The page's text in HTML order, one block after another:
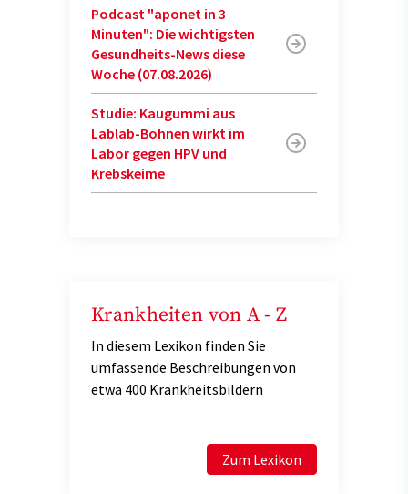
Podcast "aponet in 3
Minuten": Die wichtigsten
Gesundheits-News diese
Woche (07.08.2026)
Studie: Kaugummi aus
Lablab-Bohnen wirkt im
Labor gegen HPV und
Krebskeime
Krankheiten von A - Z
In diesem Lexikon finden Sie
umfassende Beschreibungen von
etwa 400 Krankheitsbildern
Zum Lexikon